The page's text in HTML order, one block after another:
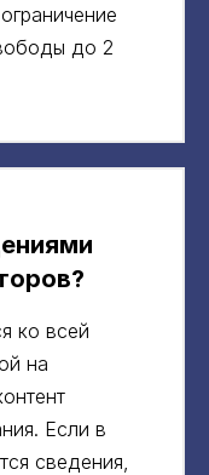
до 2
ко всей
на
Если в
сведения,